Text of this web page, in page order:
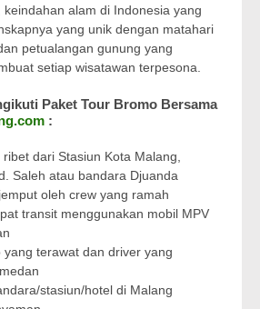
alam di Indonesia yang
yang unik dengan matahari
petualangan gunung yang
setiap wisatawan terpesona.
Paket Tour Bromo Bersama
:
ribet dari Stasiun Kota Malang,
Saleh atau bandara Djuanda
oleh crew yang ramah
transit menggunakan mobil MPV
yang terawat dan driver yang
stasiun/hotel di Malang